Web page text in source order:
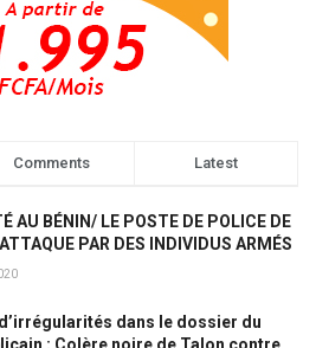
Comments Latest
AU BÉNIN/ LE POSTE DE POLICE DE
PAR DES INDIVIDUS ARMÉS
dans le dossier du
: Colère noire de Talon contre